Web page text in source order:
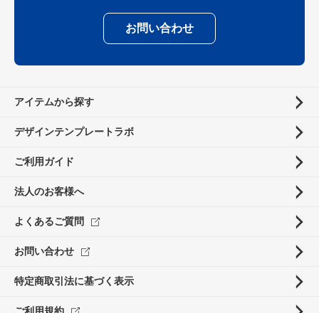
お問い合わせ
アイテムから探す
デザインテンプレートラボ
ご利用ガイド
法人のお客様へ
よくあるご質問
お問い合わせ
特定商取引法に基づく表示